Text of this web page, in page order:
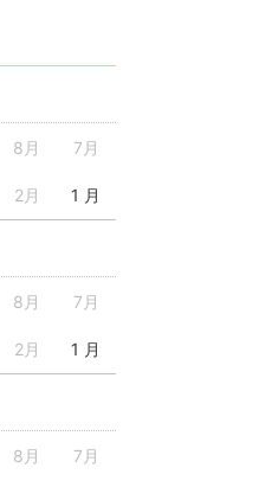
8月 7月
2月 1 月
8月 7月
2月 1 月
8月 7月